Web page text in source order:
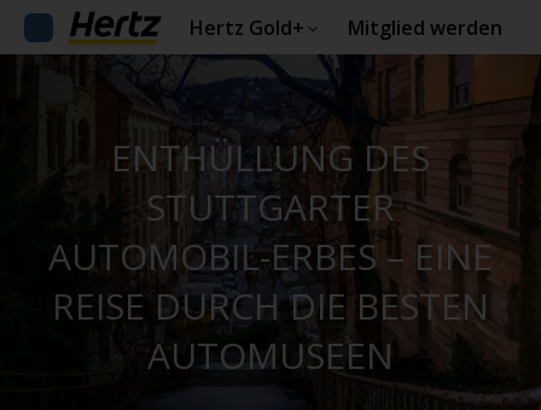
Hertz Gold+ Mitglied werden
ENTHÜLLUNG DES
STUTTGARTER
AUTOMOBIL-ERBES – EINE
REISE DURCH DIE BESTEN
AUTOMUSEEN